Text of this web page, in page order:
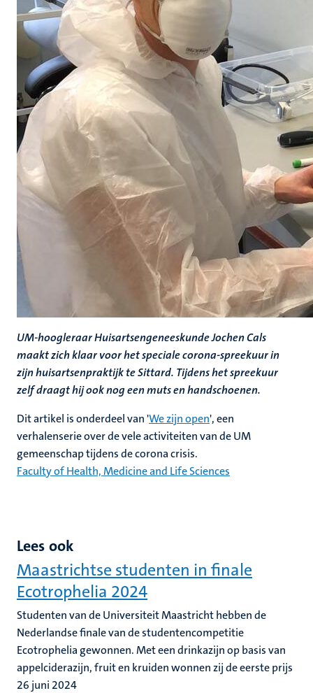
UM-hoogleraar Huisartsengeneeskunde Jochen Cals
maakt zich klaar voor het speciale corona-spreekuur in
zijn huisartsenpraktijk te Sittard. Tijdens het spreekuur
zelf draagt hij ook nog een muts en handschoenen.
Dit artikel is onderdeel van 'We zijn open', een
verhalenserie over de vele activiteiten van de UM
gemeenschap tijdens de corona crisis.
Faculty of Health, Medicine and Life Sciences
Lees ook
Maastrichtse studenten in finale
Ecotrophelia 2024
Studenten van de Universiteit Maastricht hebben de
Nederlandse finale van de studentencompetitie
Ecotrophelia gewonnen. Met een drinkazijn op basis van
appelciderazijn, fruit en kruiden wonnen zij de eerste prijs
26 juni 2024